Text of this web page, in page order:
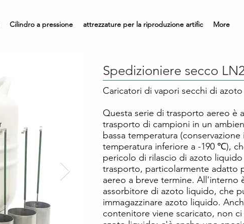
Cilindro a pressione attrezzature per la riproduzione artific More
Spedizioniere secco
Caricatori di vapori secchi di
Questa serie di trasporto aereo è
trasporto di campioni in un
bassa temperatura (conservazione
temperatura inferiore a -190 ℃),
pericolo di rilascio di azoto liquido
trasporto, particolarmente adatto
aereo a breve termine. All'interno
assorbitore di azoto liquido, che
immagazzinare azoto liquido.
contenitore viene scaricato, non